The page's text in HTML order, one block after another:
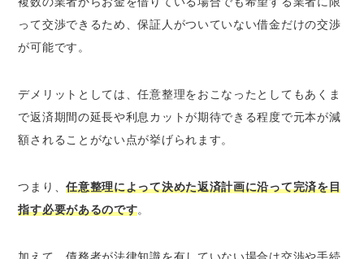
って交渉できるため、保証人がついていない借金だけの交渉
が可能です。
デメリットとしては、任意整理をおこなったとしてもあくま
で返済期間の延長や利息カットが期待できる程度で元本が減
額されることがない点が挙げられます。
つまり、任意整理によって決めた返済計画に沿って完済を目
指す必要があるのです。
加えて、債務者が法律知識を有していない場合は交渉や手続